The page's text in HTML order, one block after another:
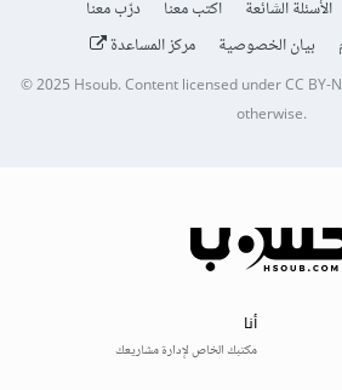
الأسئلة الشائعة اكتب معنا
درّب معنا
بيان الخصوصية مركز المساعدة
© 2025Hsoub.Content licensed underCC BY-
otherwise.